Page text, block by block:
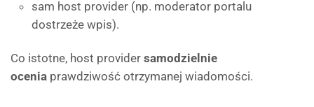
sam host provider (np. moderator portalu
dostrzeże wpis).
Co istotne, host provider samodzielnie
ocenia prawdziwość otrzymanej wiadomości.